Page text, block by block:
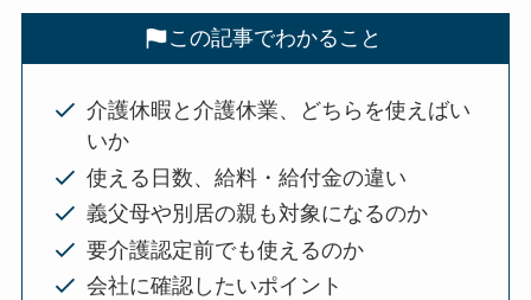
この記事でわかること
介護休暇と介護休業、どちらを使えばい
いか
使える日数、給料・給付金の違い
義父母や別居の親も対象になるのか
要介護認定前でも使えるのか
会社に確認したいポイント